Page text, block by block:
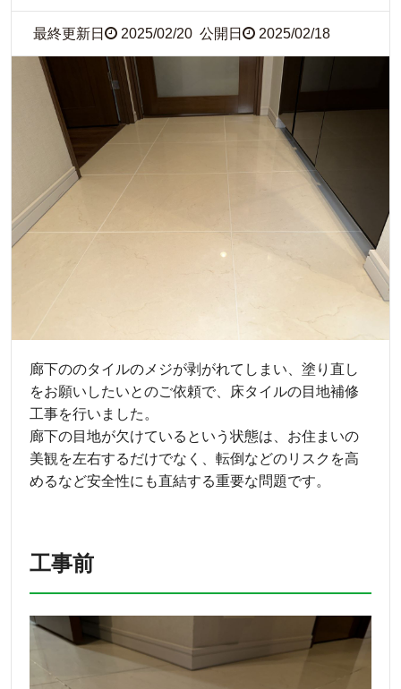
最終更新日 2025/02/20 公開日 2025/02/18
廊下ののタイルのメジが剥がれてしまい、塗り直し
をお願いしたいとのご依頼で、床タイルの目地補修
工事を行いました。
廊下の目地が欠けているという状態は、お住まいの
美観を左右するだけでなく、転倒などのリスクを高
めるなど安全性にも直結する重要な問題です。
工事前